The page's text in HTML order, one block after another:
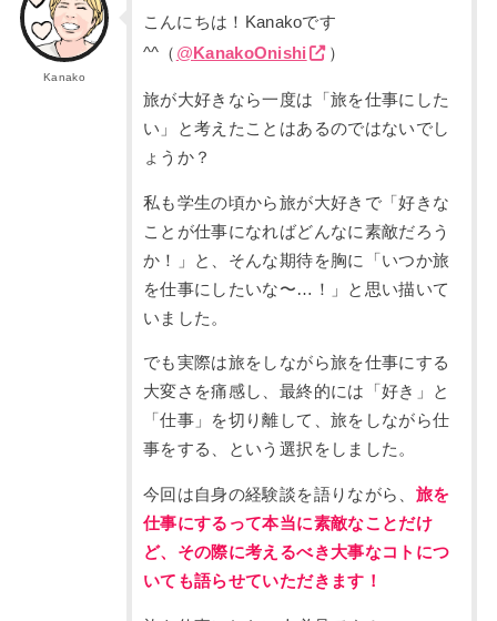
Kanako
こんにちは！Kanakoです
^^（ @ KanakoOnishi ）
旅が大好きなら一度は「旅を仕事にした
い」と考えたことはあるのではないでし
ょうか？
私も学生の頃から旅が大好きで「好きな
ことが仕事になればどんなに素敵だろう
か！」と、そんな期待を胸に「いつか旅
を仕事にしたいな〜…！」と思い描いて
いました。
でも実際は旅をしながら旅を仕事にする
大変さを痛感し、最終的には「好き」と
「仕事」を切り離して、旅をしながら仕
事をする、という選択をしました。
今回は自身の経験談を語りながら、 旅を
仕事にするって本当に素敵なことだけ
ど、その際に考えるべき大事なコトにつ
いても語らせていただきます！